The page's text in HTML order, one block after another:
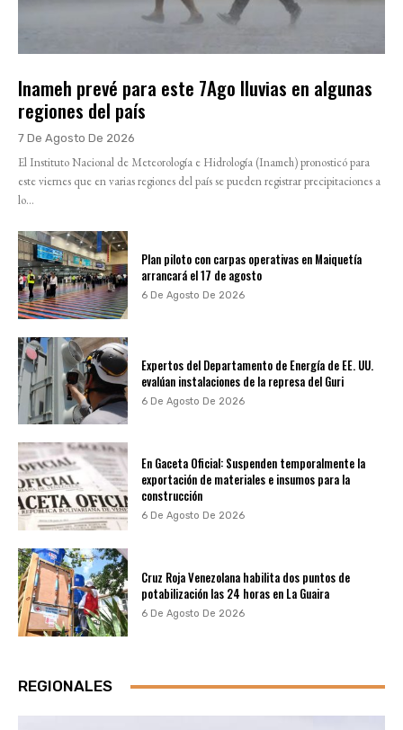
Inameh prevé para este 7Ago lluvias en algunas
regiones del país
7 De Agosto De 2026
El Instituto Nacional de Meteorología e Hidrología (Inameh) pronosticó para
este viernes que en varias regiones del país se pueden registrar precipitaciones a
lo...
Plan piloto con carpas operativas en Maiquetía
arrancará el 17 de agosto
6 De Agosto De 2026
Expertos del Departamento de Energía de EE. UU.
evalúan instalaciones de la represa del Guri
6 De Agosto De 2026
En Gaceta Oficial: Suspenden temporalmente la
exportación de materiales e insumos para la
construcción
6 De Agosto De 2026
Cruz Roja Venezolana habilita dos puntos de
potabilización las 24 horas en La Guaira
6 De Agosto De 2026
REGIONALES